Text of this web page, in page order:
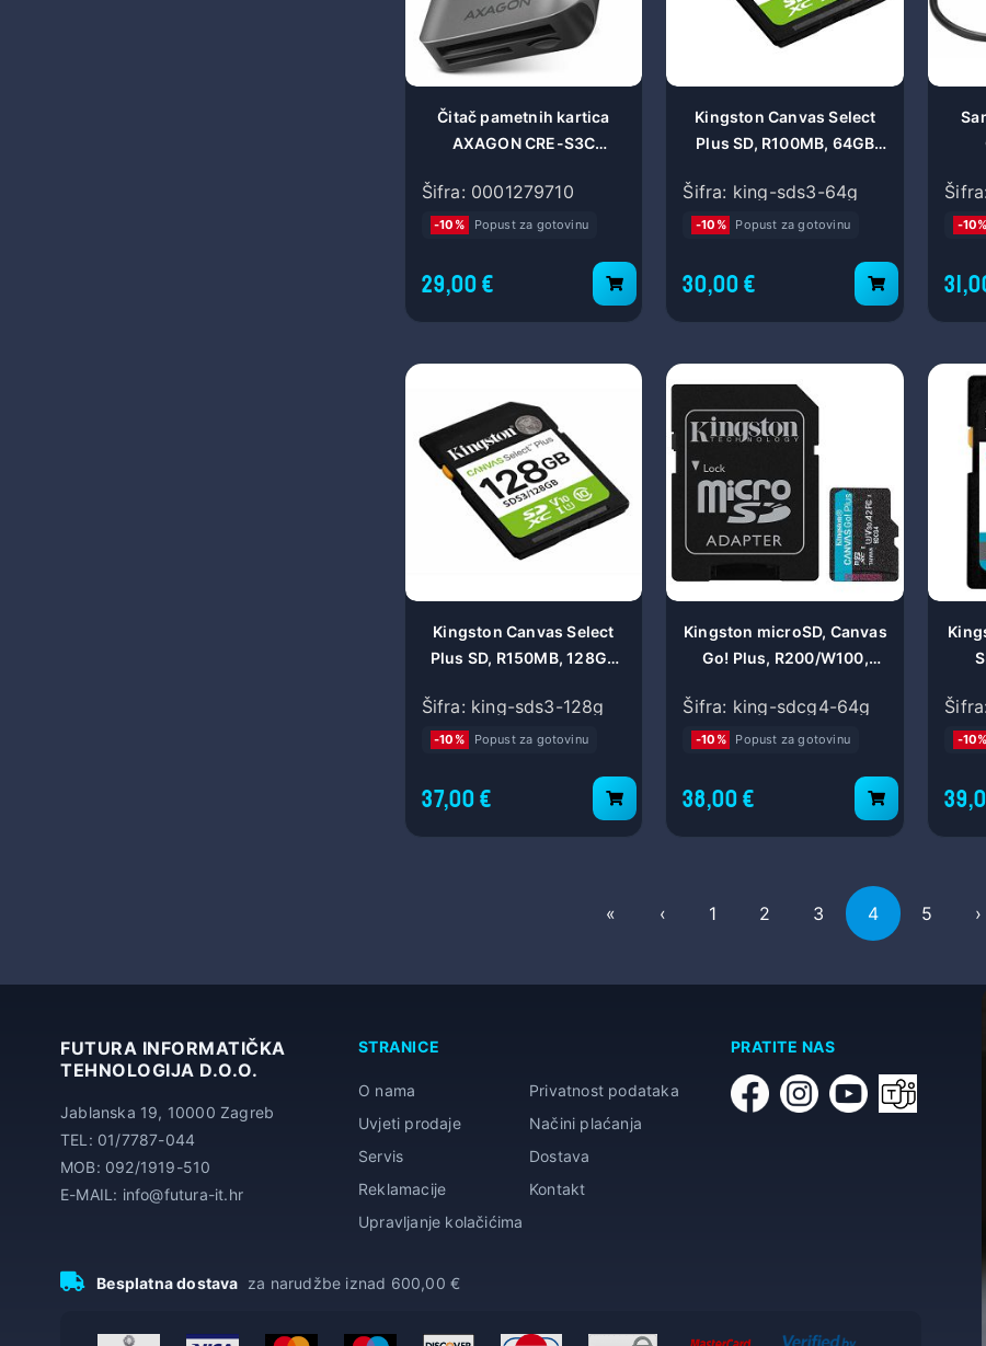
Čitač pametnih kartica
AXAGON CRE-S3C
II READER CRE-S3C
Šifra: 0001279710
-10% Popust za gotovinu
29,00 €
Kingston Canvas Select
Plus SD, R100MB, 64GB
Šifra: king-sds3-64g
-10% Popust za gotovinu
30,00 €
-10%
Kingston Canvas Select
Plus SD, R150MB, 128GB
Šifra: king-sds3-128g
-10% Popust za gotovinu
37,00 €
Kingston microSD, Canvas
Go! Plus, R200/W100,
Šifra: king-sdcg4-64g
-10% Popust za gotovinu
38,00 €
-10%
« ‹Previous
1 2 3 4 5 ›
FUTURA INFORMATIČKA
TEHNOLOGIJA D.O.O.
Jablanska 19, 10000 Zagreb
TEL: 01/7787-044
MOB: 092/1919-510
E-MAIL: info@futura-it.hr
STRANICE
O nama
Privatnost podataka
Uvjeti prodaje
Načini plaćanja
Servis
Dostava
Reklamacije
Kontakt
Upravljanje kolačićima
PRATITE NAS
Besplatna dostava za narudžbe iznad 600,00 €
ekskluzivnim ponudama, sniženjima i novostimau